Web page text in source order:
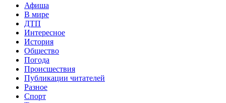
Афиша
В мире
ДТП
Интересное
История
Общество
Погода
Происшествия
Публикации читателей
Разное
Спорт